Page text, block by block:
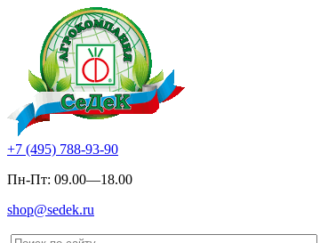
+7 (495) 788-93-90
Пн-Пт: 09.00—18.00
shop@sedek.ru